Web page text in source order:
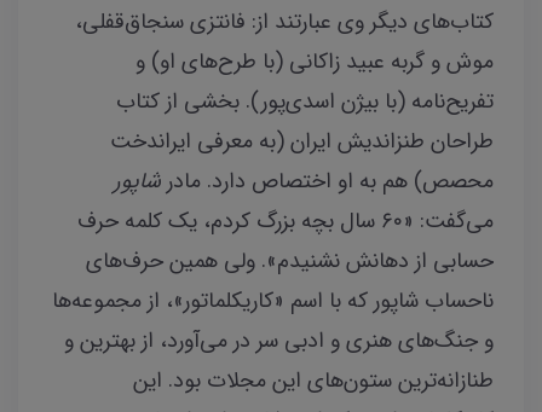
کتاب‌های دیگر وی عبارتند از: فانتزی سنجاق‌قفلی،
موش و گربه عبید زاکانی (با طرح‌های او) و
تفریح‌نامه (با بیژن اسدی‌پور). بخشی از کتاب
طراحان طنزاندیش ایران (به معرفی ایراندخت
محصص) هم به او اختصاص دارد. مادر شاپور
می‌گفت: «۶۰ سال بچه بزرگ کردم، یک کلمه حرف
حسابی از دهانش نشنیدم». ولی همین حرف‌های
ناحساب شاپور که با اسم «کاریکلماتور»، از مجموعه‌ها
و جنگ‌های هنری و ادبی سر در می‌آورد، از بهترین و
طنازانه‌ترین ستون‌های این مجلات بود. این